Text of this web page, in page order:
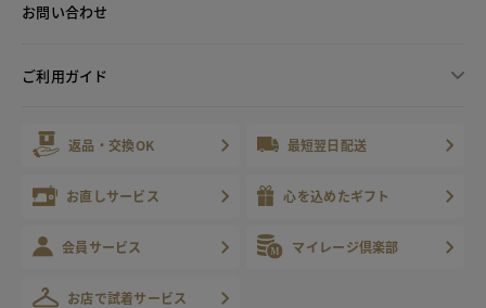
お問い合わせ
ご利用ガイド
返品・交換OK 最短翌日配送
お直しサービス 心を込めたギフト
会員サービス マイレージ倶楽部
お店で試着サービス